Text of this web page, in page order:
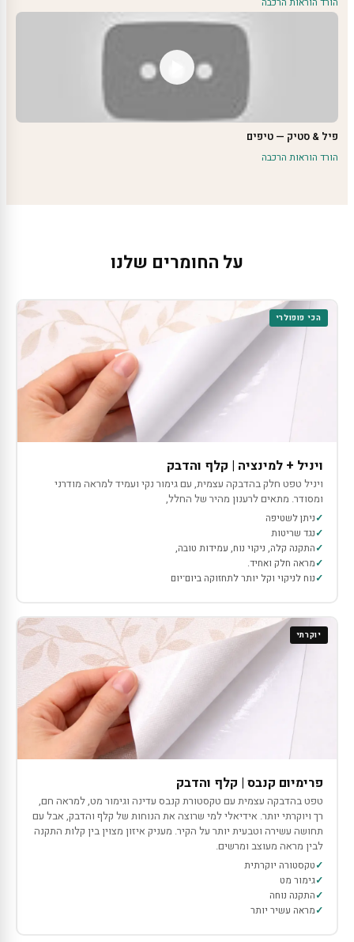
פיל & סטיק — טיפים
הורד הוראות הרכבה
על החומרים שלנו
הכי פופולרי
ויניל + למינציה | קלף והדבק
ויניל טפט חלק בהדבקה עצמית, עם גימור נקי ועמיד למראה מודרני
ומסודר. מתאים לרענון מהיר של החלל,
ניתן לשטיפה
נגד שריטות
התקנה קלה, ניקוי נוח, עמידות טובה,
מראה חלק ואחיד.
נוח לניקוי וקל יותר לתחזוקה ביום־יום
יוקרתי
פרימיום קנבס | קלף והדבק
טפט בהדבקה עצמית עם טקסטורת קנבס עדינה וגימור מט, למראה חם,
רך ויוקרתי יותר. אידיאלי למי שרוצה את הנוחות של קלף והדבק, אבל עם
תחושה עשירה וטבעית יותר על הקיר. מעניק איזון מצוין בין קלות התקנה
לבין מראה מעוצב ומרשים.
טקסטורה יוקרתית
גימור מט
התקנה נוחה
מראה עשיר יותר